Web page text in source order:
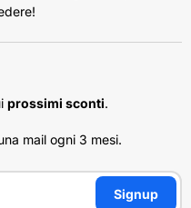
prossimi sconti.
mail ogni 3 mesi.
Signup